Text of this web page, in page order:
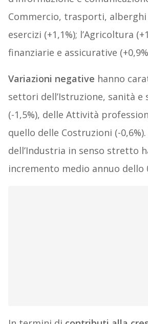
Commercio, trasporti,
esercizi (+1,1%); l’Agricoltura
finanziarie e assicurative
Variazioni negative hanno
settori dell’Istruzione, sanità e
(-1,5%), delle Attività
quello delle Costruzioni (-
dell’Industria in senso stretto
incremento medio annuo dello